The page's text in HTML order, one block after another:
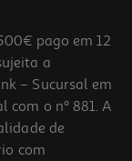
pago em 12
a
– Sucursal em
com o nº 881. A
de
com